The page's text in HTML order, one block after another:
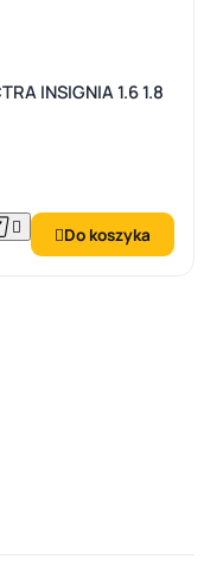
INSIGNIA 1.6 1.8
 Do koszyka